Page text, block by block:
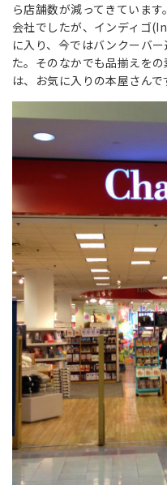
ら店舗数が減ってきていま
会社でしたが、インディゴ
に入り、今ではバンクーバ
た。そのなかでも品揃えを
は、お気に入りの本屋さんで